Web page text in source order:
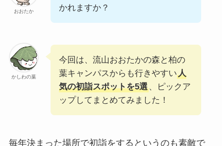
おおたか
かれますか？
かしわの葉
今回は、流山おおたかの森と柏の
葉キャンパスからも行きやすい人
気の初詣スポットを5選、ピックア
ップしてまとめてみました！
毎年決まった場所で初詣をするというのも素敵で